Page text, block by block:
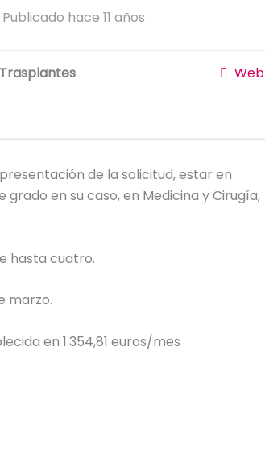
Publicado hace 11 años
Web
de la solicitud, estar en
en su caso, en Medicina y Cirugía,
hasta cuatro.
marzo.
en 1.354,81 euros/mes